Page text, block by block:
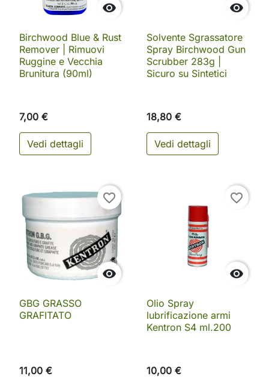

Birchwood Blue & Rust
Remover | Rimuovi
Ruggine e Vecchia
Brunitura (90ml)
7,00 €
Vedi dettagli

Solvente Sgrassatore
Spray Birchwood Gun
Scrubber 283g |
Sicuro su Sintetici
18,80 €
Vedi dettagli

favorite_border
GBG GRASSO
GRAFITATO
11,00 €

favorite_border
Olio Spray
lubrificazione armi
Kentron S4 ml.200
10,00 €